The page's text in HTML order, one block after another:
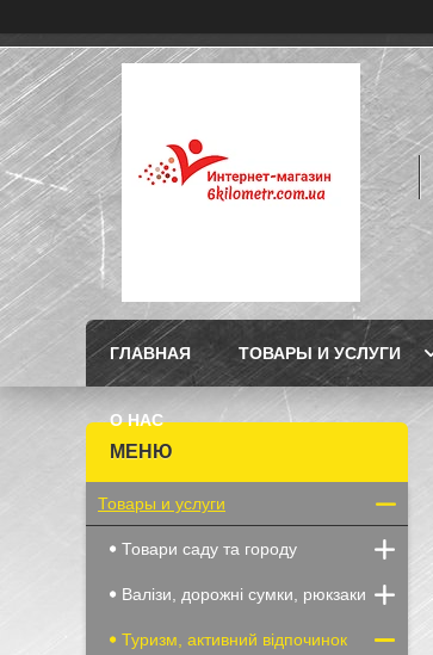
ГЛАВНАЯ ТОВАРЫ И УСЛУГИ
О НАС
Товары и услуги
Товари саду та городу
Валізи, дорожні сумки, рюкзаки
Туризм, активний відпочинок